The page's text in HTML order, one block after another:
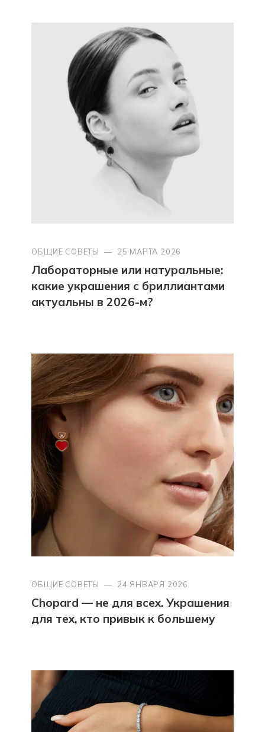
ОБЩИЕ СОВЕТЫ — 25 МАРТА 2026
Лабораторные или натуральные:
какие украшения с бриллиантами
актуальны в 2026-м?
ОБЩИЕ СОВЕТЫ — 24 ЯНВАРЯ 2026
Chopard — не для всех. Украшения
для тех, кто привык к большему